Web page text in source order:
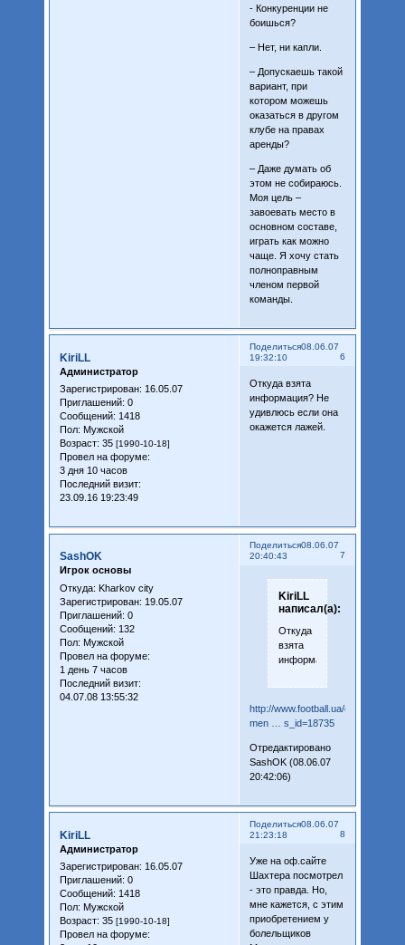
- Конкуренции не
боишься?
– Нет, ни капли.
– Допускаешь такой
вариант, при
котором можешь
оказаться в другом
клубе на правах
аренды?
– Даже думать об
этом не собираюсь.
Моя цель –
завоевать место в
основном составе,
играть как можно
чаще. Я хочу стать
полноправным
членом первой
команды.
Поделиться
6
08.06.07
19:32:10
KiriLL
Администратор
Зарегистрирован: 16.05.07
Приглашений: 0
Сообщений: 1418
Пол: Мужской
Возраст: 35 [1990-10-18]
Провел на форуме:
3 дня 10 часов
Последний визит:
23.09.16 19:23:49
Откуда взята
информация? Не
удивлюсь если она
окажется лажей.
Поделиться
7
08.06.07
20:40:43
SashOK
Игрок основы
Откуда: Kharkov city
Зарегистрирован: 19.05.07
Приглашений: 0
Сообщений: 132
Пол: Мужской
Провел на форуме:
1 день 7 часов
Последний визит:
04.07.08 13:55:32
KiriLL
написал(а):
Откуда
взята
информация?
http://www.football.ua/default.aspx?
men … s_id=18735
Отредактировано
SashOK (08.06.07
20:42:06)
Поделиться
8
08.06.07
21:23:18
KiriLL
Администратор
Зарегистрирован: 16.05.07
Приглашений: 0
Сообщений: 1418
Пол: Мужской
Возраст: 35 [1990-10-18]
Провел на форуме:
Уже на оф.сайте
Шахтера посмотрел
- это правда. Но,
мне кажется, с этим
приобретением у
болельщиков